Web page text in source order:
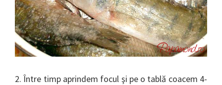
2. Între timp aprindem focul şi pe o tablă coacem 4-